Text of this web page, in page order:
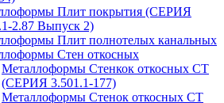
Плит покрытия (СЕРИЯ
2.87 Выпуск 2)
Плит полнотелых канальных
Стен откосных
Металлоформы Стенкок откосных СТ
(СЕРИЯ 3.501.1-177)
Металлоформы Стенок откосных СТ